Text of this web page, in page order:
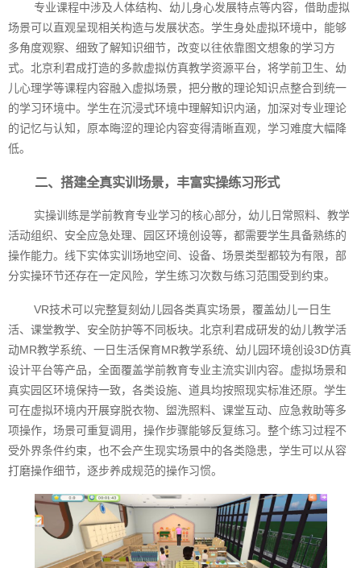
专业课程中涉及人体结构、幼儿身心发展特点等内容，借助虚拟
场景可以直观呈现相关构造与发展状态。学生身处虚拟环境中，能够
多角度观察、细致了解知识细节，改变以往依靠图文想象的学习方
式。北京利君成打造的多款虚拟仿真教学资源平台，将学前卫生、幼
儿心理学等课程内容融入虚拟场景，把分散的理论知识点整合到统一
的学习环境中。学生在沉浸式环境中理解知识内涵，加深对专业理论
的记忆与认知，原本晦涩的理论内容变得清晰直观，学习难度大幅降
低。
二、搭建全真实训场景，丰富实操练习形式
实操训练是学前教育专业学习的核心部分，幼儿日常照料、教学
活动组织、安全应急处理、园区环境创设等，都需要学生具备熟练的
操作能力。线下实体实训场地空间、设备、场景类型都较为有限，部
分实操环节还存在一定风险，学生练习次数与练习范围受到约束。
VR技术可以完整复刻幼儿园各类真实场景，覆盖幼儿一日生
活、课堂教学、安全防护等不同板块。北京利君成研发的幼儿教学活
动MR教学系统、一日生活保育MR教学系统、幼儿园环境创设3D仿真
设计平台等产品，全面覆盖学前教育专业主流实训内容。虚拟场景和
真实园区环境保持一致，各类设施、道具均按照现实标准还原。学生
可在虚拟环境内开展穿脱衣物、盥洗照料、课堂互动、应急救助等多
项操作，场景可重复调用，操作步骤能够反复练习。整个练习过程不
受外界条件约束，也不会产生现实场景中的各类隐患，学生可以从容
打磨操作细节，逐步养成规范的操作习惯。